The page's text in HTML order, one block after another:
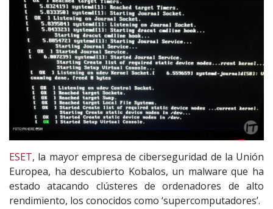
ESET, la mayor empresa de ciberseguridad de la Unión
Europea, ha descubierto Kobalos, un malware que ha
estado atacando clústeres de ordenadores de alto
rendimiento, los conocidos como ‘supercomputadores’.
CHILE
ARGENTINA
MÉXICO